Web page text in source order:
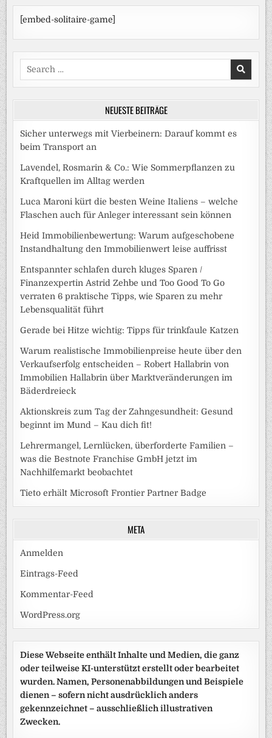
[embed-solitaire-game]
Search
for:
NEUESTE BEITRÄGE
Sicher unterwegs mit Vierbeinern: Darauf kommt es
beim Transport an
Lavendel, Rosmarin & Co.: Wie Sommerpflanzen zu
Kraftquellen im Alltag werden
Luca Maroni kürt die besten Weine Italiens – welche
Flaschen auch für Anleger interessant sein können
Heid Immobilienbewertung: Warum aufgeschobene
Instandhaltung den Immobilienwert leise auffrisst
Entspannter schlafen durch kluges Sparen /
Finanzexpertin Astrid Zehbe und Too Good To Go
verraten 6 praktische Tipps, wie Sparen zu mehr
Lebensqualität führt
Gerade bei Hitze wichtig: Tipps für trinkfaule Katzen
Warum realistische Immobilienpreise heute über den
Verkaufserfolg entscheiden – Robert Hallabrin von
Immobilien Hallabrin über Marktveränderungen im
Bäderdreieck
Aktionskreis zum Tag der Zahngesundheit: Gesund
beginnt im Mund – Kau dich fit!
Lehrermangel, Lernlücken, überforderte Familien –
was die Bestnote Franchise GmbH jetzt im
Nachhilfemarkt beobachtet
Tieto erhält Microsoft Frontier Partner Badge
META
Anmelden
Eintrags-Feed
Kommentar-Feed
WordPress.org
Diese Webseite enthält Inhalte und Medien, die ganz
oder teilweise KI-unterstützt erstellt oder bearbeitet
wurden. Namen, Personenabbildungen und Beispiele
dienen – sofern nicht ausdrücklich anders
gekennzeichnet – ausschließlich illustrativen
Zwecken.